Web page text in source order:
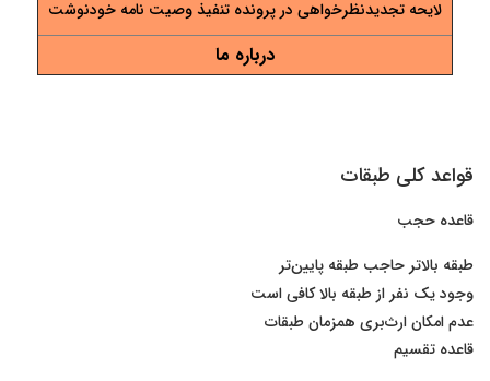
لایحه تجدیدنظرخواهی در پرونده تنفیذ وصیت نامه خودنوشت
درباره ما
قواعد کلی طبقات
قاعده حجب
طبقه بالاتر حاجب طبقه پایین‌تر
وجود یک نفر از طبقه بالا کافی است
عدم امکان ارث‌بری همزمان طبقات
قاعده تقسیم